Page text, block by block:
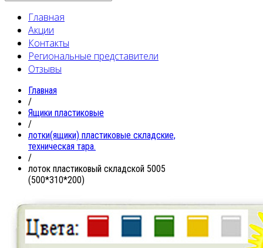
Главная
Акции
Контакты
Региональные представители
Отзывы
Главная
/
Ящики пластиковые
/
лотки(ящики) пластиковые складские,
техническая тара.
/
лоток пластиковый складской 5005
(500*310*200)